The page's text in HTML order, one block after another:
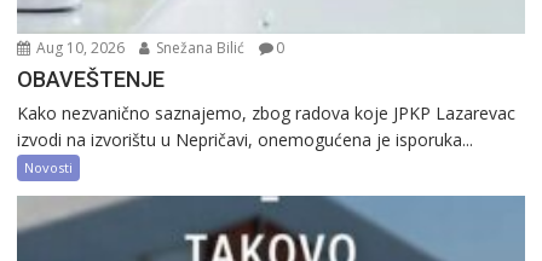
Aug 10, 2026 Snežana Bilić 0
OBAVEŠTENJE
Kako nezvanično saznajemo, zbog radova koje JPKP Lazarevac
izvodi na izvorištu u Nepričavi, onemogućena je isporuka...
Novosti